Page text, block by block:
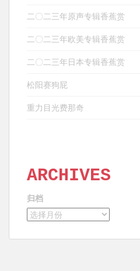
二〇二三年原声专辑香蕉赏
二〇二三年欧美专辑香蕉赏
二〇二三年日本专辑香蕉赏
松阳赛狗屁
重力目光费那奇
ARCHIVES
归档